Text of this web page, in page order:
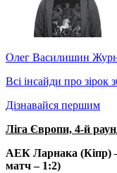
Олег Василишин
Всі інсайди про зірок
Дізнавайся першим
Ліга Європи, 4-й
АЕК Ларнака (Кіпр)
матч – 1:2)